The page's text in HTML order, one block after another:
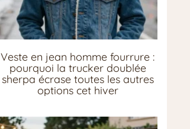
Veste en jean homme fourrure :
pourquoi la trucker doublée
sherpa écrase toutes les autres
options cet hiver